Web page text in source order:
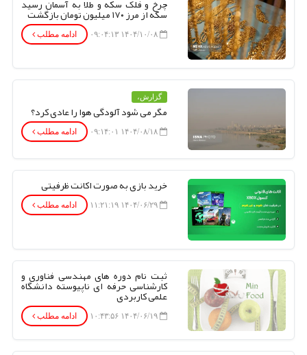
چرخ و فلک سکه و طلا به آسمان رسید
سکه از مرز ۱۷۰ میلیون تومان بازگشت
۱۴۰۴/۱۰/۰۸ ۰۹:۰۴:۱۳ ادامه مطلب
گزارش،
مگر می شود آلودگی هوا را عادی کرد؟
۱۴۰۴/۰۸/۱۸ ۰۹:۱۴:۰۱ ادامه مطلب
خرید بازی به صورت اکانت ظرفیتی
۱۴۰۴/۰۶/۲۹ ۱۱:۲۱:۱۹ ادامه مطلب
ثبت نام دوره های مهندسی فناوری و
کارشناسی حرفه ای ناپیوسته دانشگاه
علمی کاربردی
۱۴۰۴/۰۶/۱۹ ۱۰:۴۳:۵۶ ادامه مطلب